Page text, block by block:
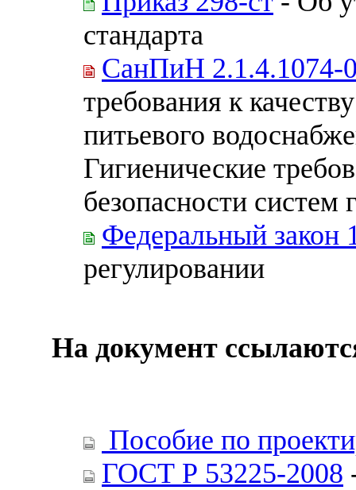
стандарта
СанПиН 2.1.4.1074-
требования к
питьевого
Гигиенические
безопасности систем
Федеральный закон
регулировании
На документ
Пособие по
ГОСТ Р 53225-2008